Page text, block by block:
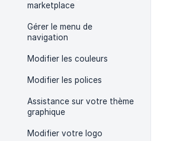
marketplace
Gérer le menu de
navigation
Modifier les couleurs
Modifier les polices
Assistance sur votre thème
graphique
Modifier votre logo